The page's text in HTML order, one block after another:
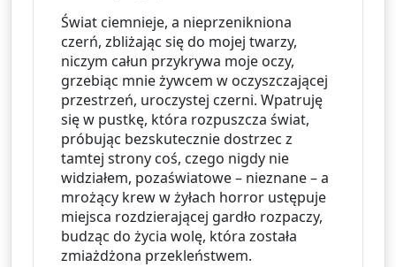
Świat ciemnieje, a nieprzenikniona
czerń, zbliżając się do mojej twarzy,
niczym całun przykrywa moje oczy,
grzebiąc mnie żywcem w oczyszczającej
przestrzeń, uroczystej czerni. Wpatruję
się w pustkę, która rozpuszcza świat,
próbując bezskutecznie dostrzec z
tamtej strony coś, czego nigdy nie
widziałem, pozaświatowe – nieznane – a
mrożący krew w żyłach horror ustępuje
miejsca rozdzierającej gardło rozpaczy,
budząc do życia wolę, która została
zmiażdżona przekleństwem.